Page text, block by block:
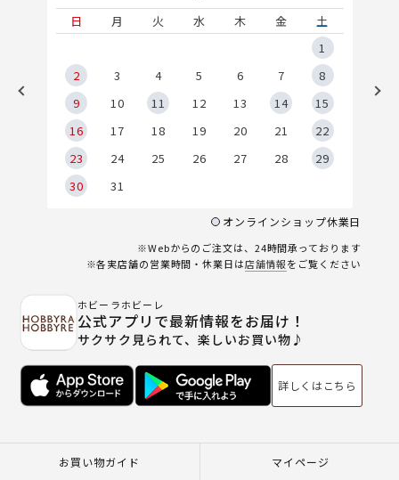
日
月 火 水 木 金
土
1
2
3 4 5 6 7
8
9
10 11 12 13 14
15
16
17 18 19 20 21
22
23
24 25 26 27 28
29
30
31
オンラインショップ休業日
※Webからのご注文は、24時間承っております
※各実店舗の営業時間・休業日は店舗情報をご覧ください
ホビーラホビーレ
公式アプリで最新情報をお届け！
サクサク見られて、楽しいお買い物♪
詳しくはこちら
お買い物ガイド マイページ